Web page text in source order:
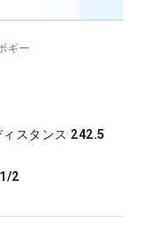
ギー
ィスタンス 242.5
1/2